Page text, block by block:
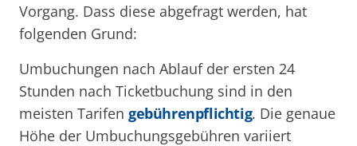
Vorgang. Dass diese abgefragt werden, hat
folgenden Grund:
Umbuchungen nach Ablauf der ersten 24
Stunden nach Ticketbuchung sind in den
meisten Tarifen gebührenpflichtig. Die genaue
Höhe der Umbuchungsgebühren variiert